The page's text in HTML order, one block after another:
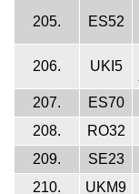
205. ES52
206. UKI5
207. ES70
208.
RO32
209.
SE23
210.
UKM9